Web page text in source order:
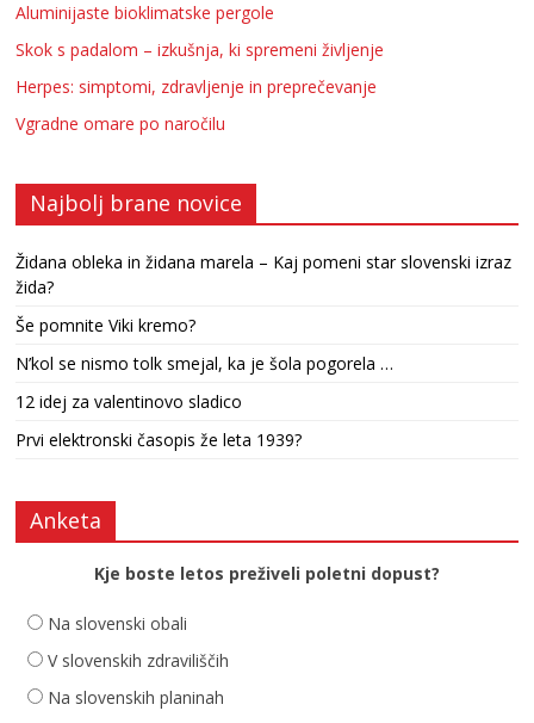
Aluminijaste bioklimatske pergole
Skok s padalom – izkušnja, ki spremeni življenje
Herpes: simptomi, zdravljenje in preprečevanje
Vgradne omare po naročilu
Najbolj brane novice
Židana obleka in židana marela – Kaj pomeni star slovenski izraz
žida?
Še pomnite Viki kremo?
N’kol se nismo tolk smejal, ka je šola pogorela …
12 idej za valentinovo sladico
Prvi elektronski časopis že leta 1939?
Anketa
Kje boste letos preživeli poletni dopust?
Na slovenski obali
V slovenskih zdraviliščih
Na slovenskih planinah